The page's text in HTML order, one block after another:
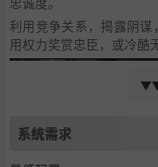
利用竞争关系，揭露阴谋
用权力奖赏忠臣，或冷酷
系统需求